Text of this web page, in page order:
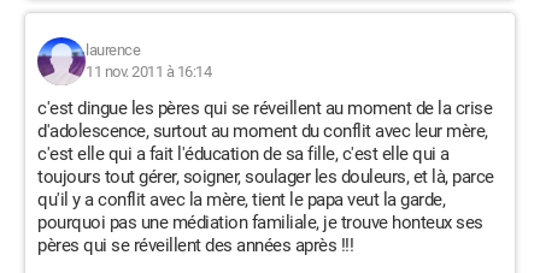
laurence
11 nov. 2011 à 16:14
c'est dingue les pères qui se réveillent au moment de la crise
d'adolescence, surtout au moment du conflit avec leur mère,
c'est elle qui a fait l'éducation de sa fille, c'est elle qui a
toujours tout gérer, soigner, soulager les douleurs, et là, parce
qu'il y a conflit avec la mère, tient le papa veut la garde,
pourquoi pas une médiation familiale, je trouve honteux ses
pères qui se réveillent des années après !!!